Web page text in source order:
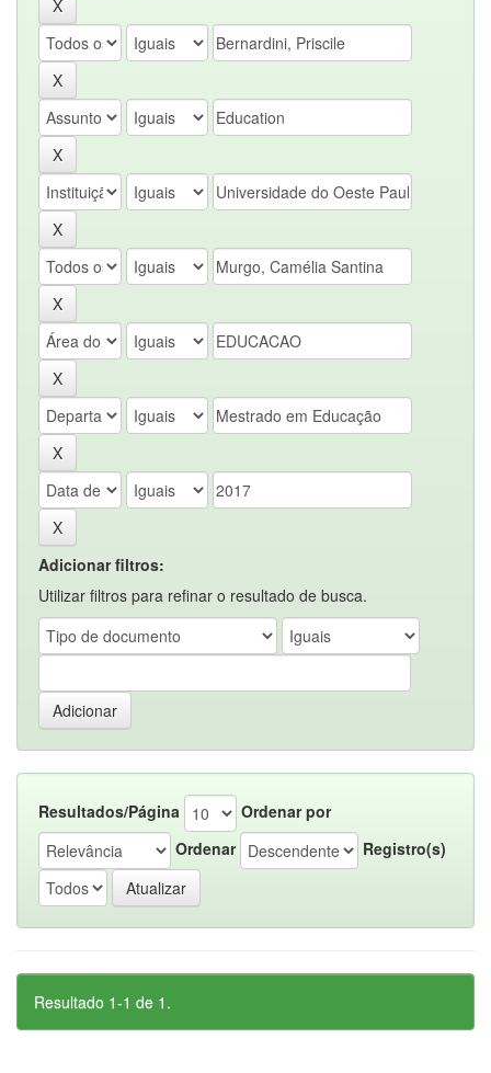
Adicionar filtros:
Utilizar filtros para refinar o resultado de busca.
Resultados/Página
Ordenar por
Ordenar
Registro(s)
Resultado 1-1 de 1.